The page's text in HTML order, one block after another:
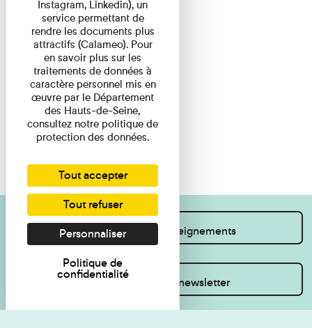
Je souhaite des renseignements
Inscrivez-vous à la newsletter
Instagram, Linkedin), un
service permettant de
rendre les documents plus
attractifs (Calameo). Pour
en savoir plus sur les
traitements de données à
caractère personnel mis en
œuvre par le Département
des Hauts-de-Seine,
consultez notre politique de
protection des données.
Tout accepter
Tout refuser
Personnaliser
Politique de
confidentialité